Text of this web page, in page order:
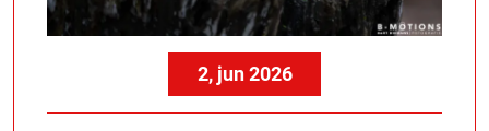
2, jun 2026